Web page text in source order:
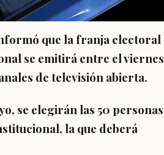
que la franja electoral
se emitirá entre el viernes
de televisión abierta.
se elegirán las 50 personas
, la que deberá